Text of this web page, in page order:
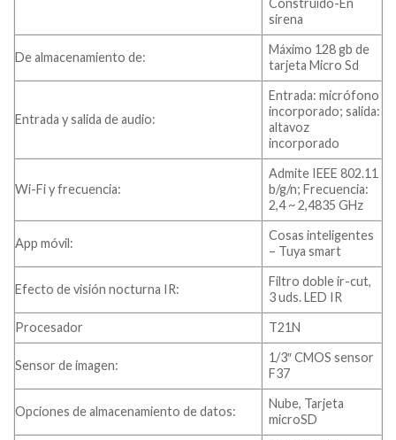
sirena
De almacenamiento de:
Máximo 128 gb de
tarjeta Micro Sd
Entrada y salida de audio:
Entrada: micrófono
incorporado; salida:
altavoz
incorporado
Wi-Fi y frecuencia:
Admite IEEE 802.11
b/g/n; Frecuencia:
2,4 ~ 2,4835 GHz
App móvil:
Cosas inteligentes
– Tuya smart
Efecto de visión nocturna IR:
Filtro doble ir-cut,
3 uds. LED IR
Procesador
T21N
Sensor de imagen:
1/3″ CMOS sensor
F37
Opciones de almacenamiento de datos:
Nube, Tarjeta
microSD